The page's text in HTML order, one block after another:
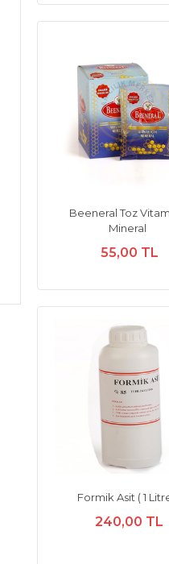
Beeneral Toz
Mineral
55,00 TL
Formik Asit ( 1
240,00 TL